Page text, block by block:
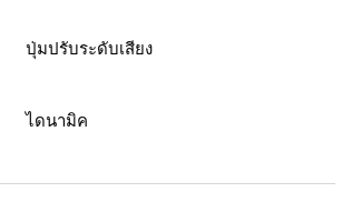
ปุ่มปรับระดับเสียง
ไดนามิค